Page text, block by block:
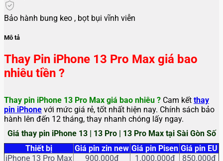
Bảo hành bung keo , bọt bụi vĩnh viễn
Mô tả
Thay Pin iPhone 13 Pro Max giá bao
nhiêu tiền ?
Thay pin iPhone 13 Pro Max giá bao nhiêu ? Cam kết thay
pin iPhone với mức giá rẻ, tốt nhất hiện nay. Chính sách bảo
hành lên đến 12 tháng, thay nhanh chóng lấy ngay.
Giá thay pin iPhone 13 | 13 Pro | 13 Pro Max tại Sài Gòn Số
Thiết bị
Giá pin zin new Giá pin Pisen Giá pin EU
iPhone 13 Pro Max
900.000đ 1.000.000đ
850.000đ